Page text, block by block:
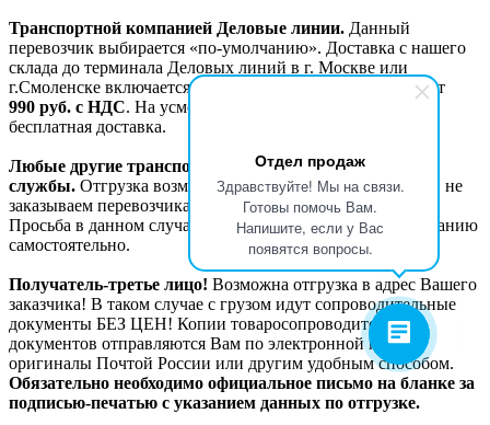
Отдел продаж
Здравствуйте! Мы на связи.
Готовы помочь Вам.
Напишите, если у Вас
появятся вопросы.
Транспортной компанией Деловые линии. Данный
перевозчик выбирается «по-умолчанию». Доставка с нашего
склада до терминала Деловых линий в г. Москве или
г.Смоленске включается в счет отдельной строкой и стоит
990 руб. с НДС. На усмотрение менеджера возможна
бесплатная доставка.
Любые другие транспортные компании и курьерские
службы. Отгрузка возможна, работаем со всеми, но сами не
заказываем перевозчика к себе на склад для забора груза.
Просьба в данном случае заказывать транспортную кампанию
самостоятельно.
Получатель-третье лицо! Возможна отгрузка в адрес Вашего
заказчика! В таком случае с грузом идут сопроводительные
документы БЕЗ ЦЕН! Копии товаросопроводительных
документов отправляются Вам по электронной почте,
оригиналы Почтой России или другим удобным способом.
Обязательно необходимо официальное письмо на бланке за
подписью-печатью с указанием данных по отгрузке.